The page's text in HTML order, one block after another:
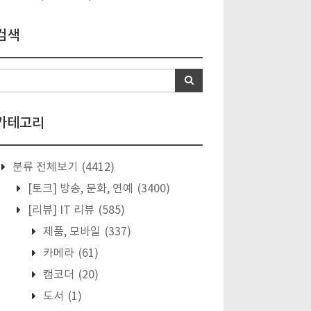
색
테고리
분류 전체보기
(4412)
[토크] 방송, 문화, 연예
(3400)
[리뷰] IT 리뷰 (585)
제품, 모바일 (337)
카메라 (61)
캠코더 (20)
도서 (1)